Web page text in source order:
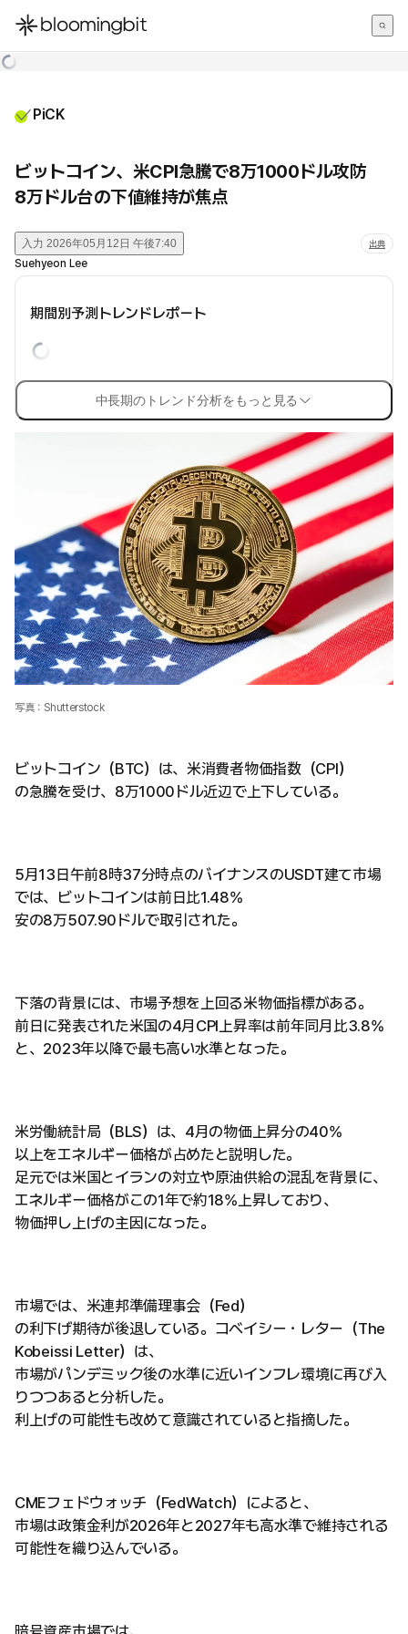
한국어
PiCK
ビットコイン、米CPI急騰で8万1000ドル攻防
8万ドル台の下値維持が焦点
入力 2026年05月12日 午後7:40 出典
Suehyeon Lee
期間別予測トレンドレポート
中長期のトレンド分析をもっと見る
写真：Shutterstock
ビットコイン（BTC）は、米消費者物価指数（CPI）
の急騰を受け、8万1000ドル近辺で上下している。
5月13日午前8時37分時点のバイナンスのUSDT建て市場
では、ビットコインは前日比1.48%
安の8万507.90ドルで取引された。
下落の背景には、市場予想を上回る米物価指標がある。
前日に発表された米国の4月CPI上昇率は前年同月比3.8%
と、2023年以降で最も高い水準となった。
米労働統計局（BLS）は、4月の物価上昇分の40%
以上をエネルギー価格が占めたと説明した。
足元では米国とイランの対立や原油供給の混乱を背景に、
エネルギー価格がこの1年で約18%上昇しており、
物価押し上げの主因になった。
市場では、米連邦準備理事会（Fed）
の利下げ期待が後退している。コベイシー・レター（The
Kobeissi Letter）は、
市場がパンデミック後の水準に近いインフレ環境に再び入
りつつあると分析した。
利上げの可能性も改めて意識されていると指摘した。
CMEフェドウォッチ（FedWatch）によると、
市場は政策金利が2026年と2027年も高水準で維持される
可能性を織り込んでいる。